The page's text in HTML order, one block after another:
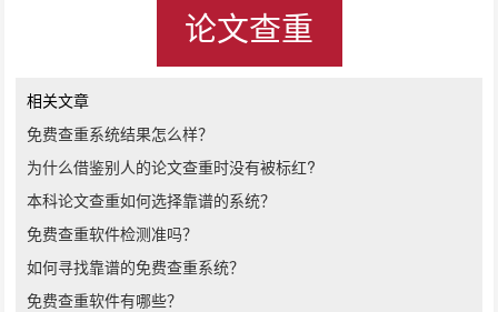
论文查重
相关文章
免费查重系统结果怎么样？
为什么借鉴别人的论文查重时没有被标红?
本科论文查重如何选择靠谱的系统？
免费查重软件检测准吗？
如何寻找靠谱的免费查重系统？
免费查重软件有哪些？